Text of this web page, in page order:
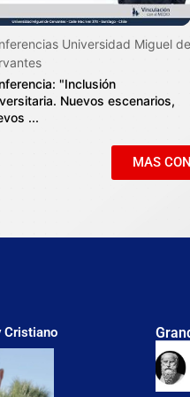
Universidad Miguel de
"Inclusión
Nuevos escenarios,
...
MAS
Cristiano
Justicia,
las